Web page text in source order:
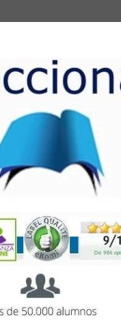
e higiene en las
del equipo
de
, teniendo en
de
trabajo seguro y
Coordinación de Equipos